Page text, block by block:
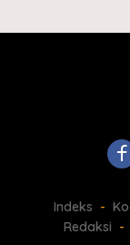
Indeks
Redaksi